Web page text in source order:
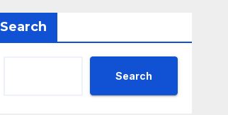
Search
Search